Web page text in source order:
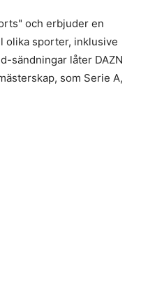
och erbjuder en
olika sporter, inklusive
sändningar låter DAZN
som Serie A,